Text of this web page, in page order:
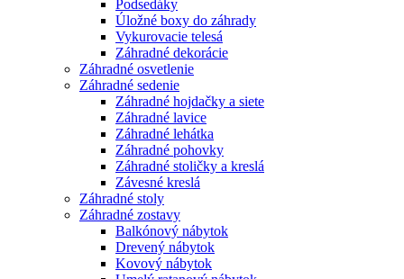
Podsedáky
Úložné boxy do záhrady
Vykurovacie telesá
Záhradné dekorácie
Záhradné osvetlenie
Záhradné sedenie
Záhradné hojdačky a siete
Záhradné lavice
Záhradné lehátka
Záhradné pohovky
Záhradné stoličky a kreslá
Závesné kreslá
Záhradné stoly
Záhradné zostavy
Balkónový nábytok
Drevený nábytok
Kovový nábytok